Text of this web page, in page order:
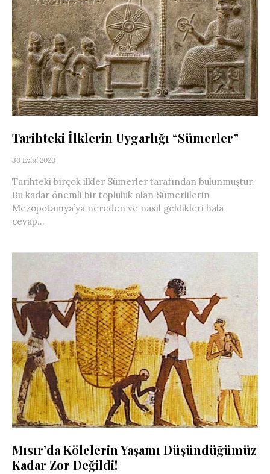
Tarihteki İlklerin Uygarlığı “Sümerler”
30 Eylül 2020
Tarihteki birçok ilkler Sümerler tarafından bulunmuştur.
Bu kadar önemli bir topluluk olan Sümerlilerin
Mezopotamya’ya nereden ve nasıl geldikleri hala
cevap...
Mısır’da Kölelerin Yaşamı Düşündüğümüz
Kadar Zor Değildi!